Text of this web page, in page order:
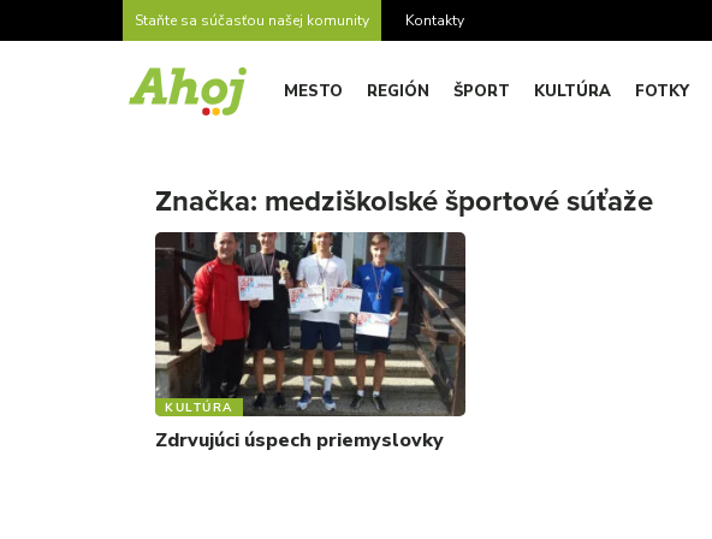
Staňte sa súčasťou našej komunity Kontakty
MESTO REGIÓN ŠPORT KULTÚRA FOTKY
Značka: medziškolské športové súťaže
KULTÚRA
Zdrvujúci úspech priemyslovky